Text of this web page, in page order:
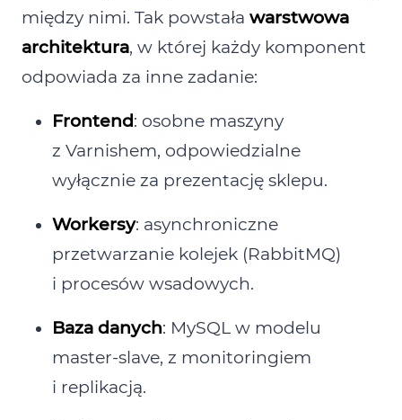
między nimi. Tak powstała warstwowa
architektura, w której każdy komponent
odpowiada za inne zadanie:
Frontend: osobne maszyny
z Varnishem, odpowiedzialne
wyłącznie za prezentację sklepu.
Workersy: asynchroniczne
przetwarzanie kolejek (RabbitMQ)
i procesów wsadowych.
Baza danych: MySQL w modelu
master‑slave, z monitoringiem
i replikacją.